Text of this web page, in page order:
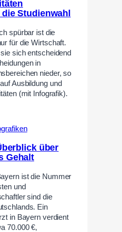
Studienwahl
spürbar ist die
für die Wirtschaft.
sich entscheidend
in
nieder, so
Ausbildung und
(mit Infografik).
über
Gehalt
ist die Nummer
und
sind die
Ein
in Bayern verdient
70.000 €,